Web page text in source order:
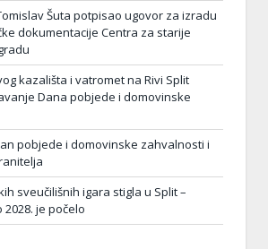
Šuta potpisao ugovor za izradu
dokumentacije Centra za starije
kazališta i vatromet na Rivi Split
Dana pobjede i domovinske
pobjede i domovinske zahvalnosti i
sveučilišnih igara stigla u Split –
je počelo